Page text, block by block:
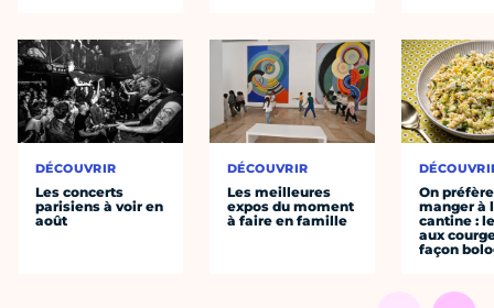
DÉCOUVRIR
Les concerts
parisiens à voir en
août
DÉCOUVRIR
Les meilleures
expos du moment
à faire en famille
On préfère
manger à
cantine :
aux
façon